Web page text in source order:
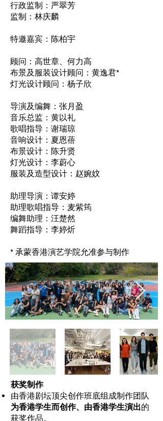
行政监制：严翠芳
​监制：林庆麟
特邀嘉宾：陈柏宇
顾问：高世章、何力高
布景及服装设计顾问：黄逸君*
灯光设计顾问：杨子欣
导演及编舞：张月盈
音乐总监：黄以礼
​歌唱指导：谢瑞琼
音响设计：夏恩蓓
布景设计：陈升贤
灯光设计：李蔚心
服装及造型设计：赵婉妏
助理导演：谭安婷
助理歌唱指导：麦紫筠
编舞助理：汪楚然
舞蹈指导：李婷炘
* 承蒙香港演艺学院允准参与制作
获奖制作
由香港剧坛顶尖创作班底组成制作团队
为香港学生而创作、由香港学生演出的
获奖作品。